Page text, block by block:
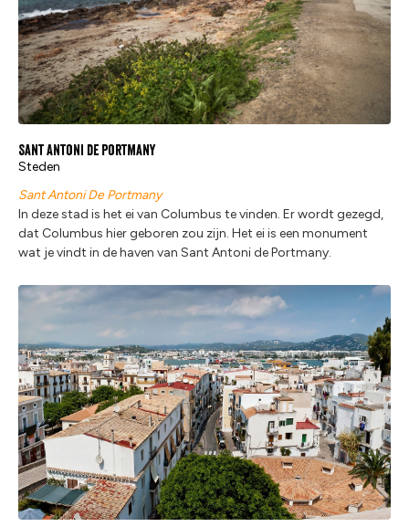
Sant Antoni de Portmany
Steden
Sant Antoni De Portmany
In deze stad is het ei van Columbus te vinden. Er wordt gezegd,
dat Columbus hier geboren zou zijn. Het ei is een monument
wat je vindt in de haven van Sant Antoni de Portmany.